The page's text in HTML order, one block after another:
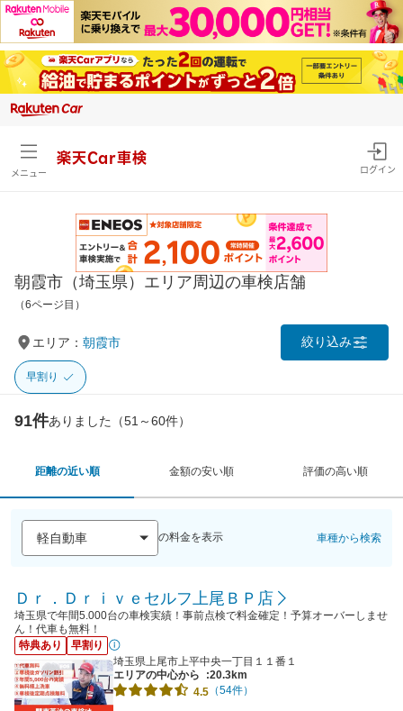
メニュー
楽天Car車検
ログイン
朝霞市（埼玉県）エリア周辺の車検店舗
（6ページ目）
エリア： 朝霞市 絞り込み
早割り
91件ありました（51～60件）
距離の近い順 金額の安い順 評価の高い順
の料金を表示 車種から検索
Ｄｒ．Ｄｒｉｖｅセルフ上尾ＢＰ店
埼玉県で年間5.000台の車検実績！事前点検で料金確定！予算オーバーしませ
ん！代車も無料！
特典あり
早割り
埼玉県上尾市上平中央一丁目１１番１
エリアの中心から
:20.3km
4.5 （54件）